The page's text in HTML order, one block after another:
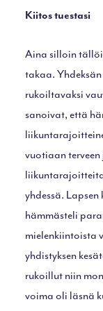
Kiitos tuestasi
Aina silloin
takaa.
rukoiltavaksi
sanoivat, että
vuotiaan
yhdessä.
hämmästeli
mielenkiintoista
yhdistyksen
rukoillut niin
voima oli läsnä